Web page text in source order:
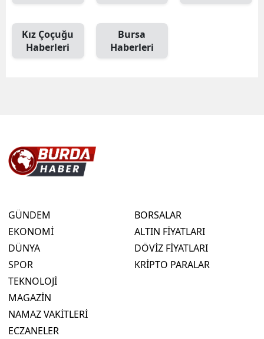
Kız Çoçuğu
Haberleri
Bursa
Haberleri
GÜNDEM
EKONOMİ
DÜNYA
SPOR
TEKNOLOJİ
MAGAZİN
NAMAZ VAKİTLERİ
ECZANELER
BORSALAR
ALTIN FİYATLARI
DÖVİZ FİYATLARI
KRİPTO PARALAR